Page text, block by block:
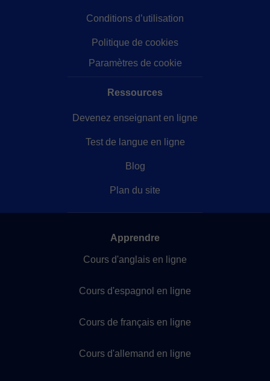
Conditions d’utilisation
Politique de cookies
Paramètres de cookie
Ressources
Devenez enseignant en ligne
Test de langue en ligne
Blog
Plan du site
Apprendre
Cours d'anglais en ligne
Cours d'espagnol en ligne
Cours de français en ligne
Cours d'allemand en ligne